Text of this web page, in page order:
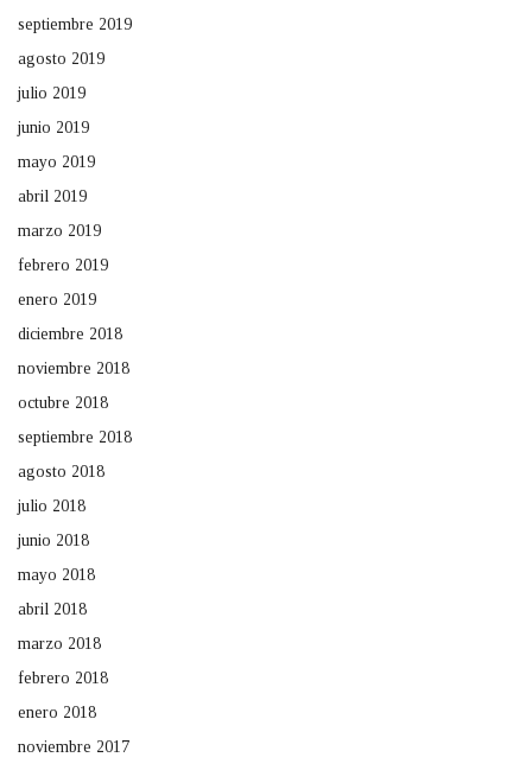
septiembre 2019
agosto 2019
julio 2019
junio 2019
mayo 2019
abril 2019
marzo 2019
febrero 2019
enero 2019
diciembre 2018
noviembre 2018
octubre 2018
septiembre 2018
agosto 2018
julio 2018
junio 2018
mayo 2018
abril 2018
marzo 2018
febrero 2018
enero 2018
noviembre 2017